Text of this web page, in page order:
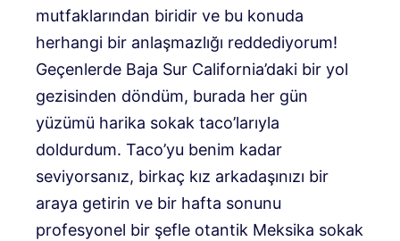
mutfaklarından biridir ve bu konuda
herhangi bir anlaşmazlığı reddediyorum!
Geçenlerde Baja Sur California’daki bir yol
gezisinden döndüm, burada her gün
yüzümü harika sokak taco’larıyla
doldurdum. Taco’yu benim kadar
seviyorsanız, birkaç kız arkadaşınızı bir
araya getirin ve bir hafta sonunu
profesyonel bir şefle otantik Meksika sokak